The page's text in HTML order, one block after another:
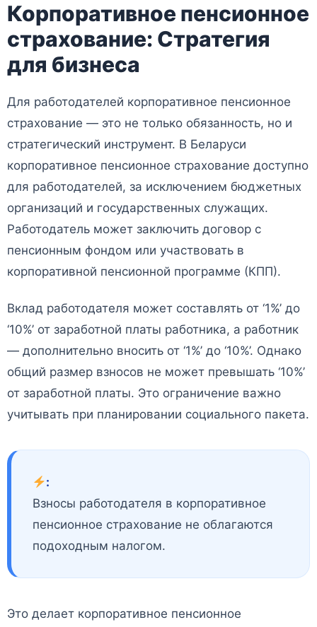
Корпоративное пенсионное
страхование: Стратегия
для бизнеса
Для работодателей корпоративное пенсионное
страхование — это не только обязанность, но и
стратегический инструмент. В Беларуси
корпоративное пенсионное страхование доступно
для работодателей, за исключением бюджетных
организаций и государственных служащих.
Работодатель может заключить договор с
пенсионным фондом или участвовать в
корпоративной пенсионной программе (КПП).
Вклад работодателя может составлять от ‘1%’ до
‘10%’ от заработной платы работника, а работник
— дополнительно вносить от ‘1%’ до ‘10%’. Однако
общий размер взносов не может превышать ‘10%’
от заработной платы. Это ограничение важно
учитывать при планировании социального пакета.
:
Взносы работодателя в корпоративное
пенсионное страхование не облагаются
подоходным налогом.
Это делает корпоративное пенсионное